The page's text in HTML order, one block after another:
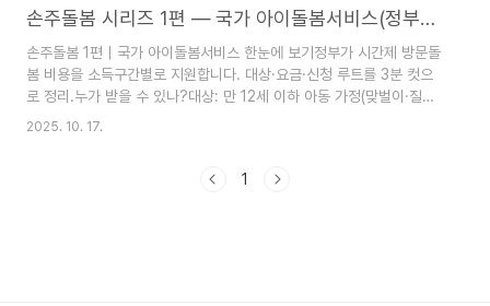
팁: 긴급 상황은 사후 제출 허용 사례 多. 미사용분 이월·보상은 회사
유급 여부·임금 보전율은 회사 규정자주 쓰는 양식은 부서 공유 드라이
브에 저장이전 글: 손주돌봄 1편｜국가 아이돌봄서비스 한눈에다음 글:
손주돌봄 3편..
손주돌봄 시리즈 1편 — 국가 아이돌봄서비스(정부지원가)
손주돌봄 1편｜국가 아이돌봄서비스 한눈에 보기정부가 시간제 방문돌
봄 비용을 소득구간별로 지원합니다. 대상·요금·신청 루트를 3분 컷으
로 정리.누가 받을 수 있나?대상: 만 12세 이하 아동 가정(맞벌이·질병
등 양육공백 충족)지원: 시간제 방문돌봄 이용요금의 일부를 정부가 부
지역 제공기관 배정 후 이용 시작팁: 조부모가 평일 상근 돌봄을 하더라
2025. 10. 17.
1